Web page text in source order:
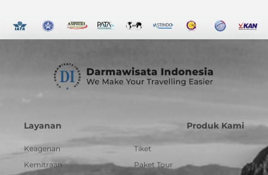
Layanan
Keagenan
Kemitraan
Produk Kami
Tiket
Paket Tour